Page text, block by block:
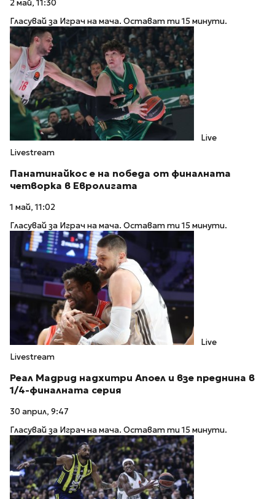
2 май, 11:30
Гласувай за Играч на мача. Остават ти 15 минути.
Live
Livestream
Панатинайкос е на победа от финалната
четворка в Евролигата
1 май, 11:02
Гласувай за Играч на мача. Остават ти 15 минути.
Live
Livestream
Реал Мадрид надхитри Апоел и взе преднина в
1/4-финалната серия
30 април, 9:47
Гласувай за Играч на мача. Остават ти 15 минути.